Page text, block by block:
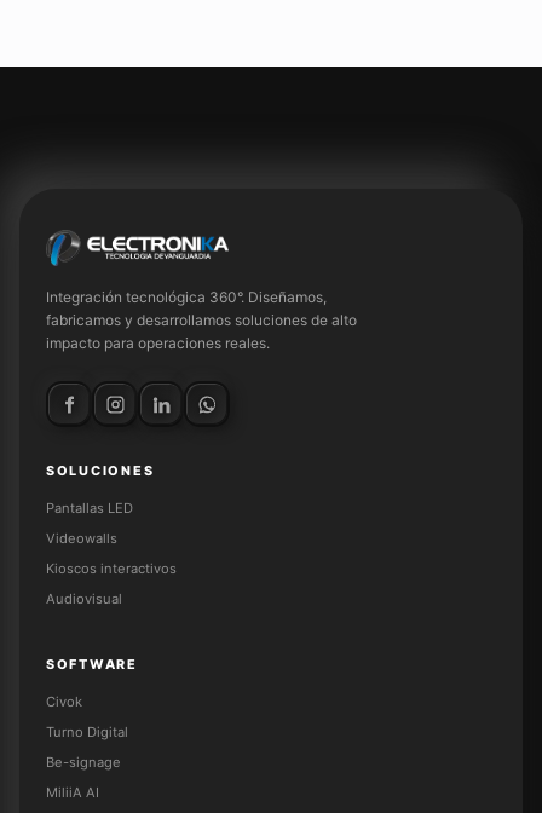
Integración tecnológica 360°. Diseñamos,
fabricamos y desarrollamos soluciones de alto
impacto para operaciones reales.
SOLUCIONES
Pantallas LED
Videowalls
Kioscos interactivos
Audiovisual
SOFTWARE
Civok
Turno Digital
Be-signage
MiliiA AI